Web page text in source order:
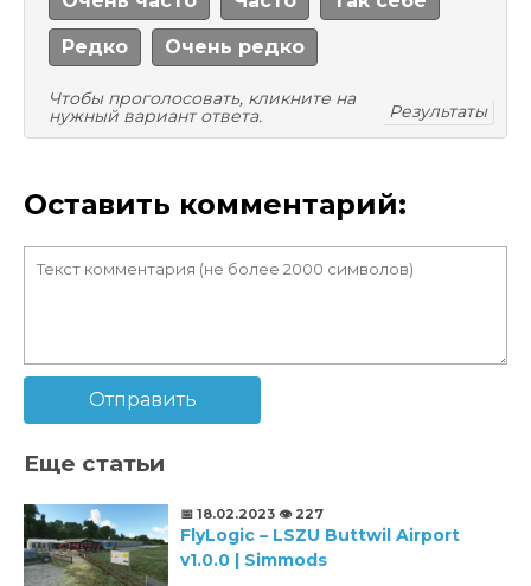
Редко Очень редко
Чтобы проголосовать, кликните на
нужный вариант ответа.
Результаты
Оставить комментарий:
Отправить
Еще статьи
📅 18.02.2023 👁️ 227
FlyLogic – LSZU Buttwil Airport
v1.0.0 | Simmods